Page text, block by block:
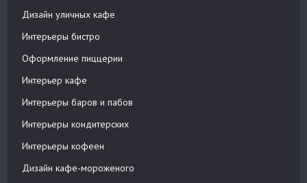
Дизайн уличных кафе
Интерьеры бистро
Оформление пиццерии
Интерьер кафе
Интерьеры баров и пабов
Интерьеры кондитерских
Интерьеры кофеен
Дизайн кафе-мороженого